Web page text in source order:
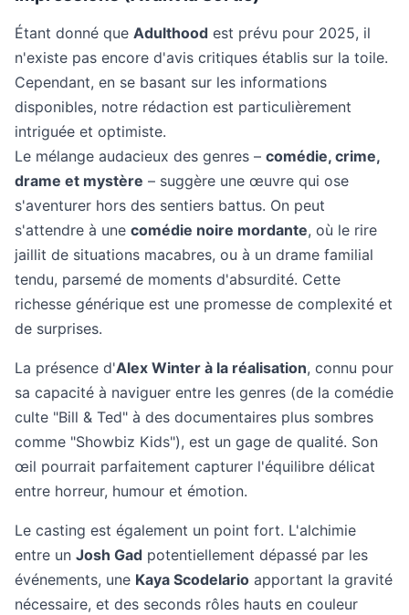
Étant donné que Adulthood est prévu pour 2025, il
n'existe pas encore d'avis critiques établis sur la toile.
Cependant, en se basant sur les informations
disponibles, notre rédaction est particulièrement
intriguée et optimiste.
Le mélange audacieux des genres – comédie, crime,
drame et mystère – suggère une œuvre qui ose
s'aventurer hors des sentiers battus. On peut
s'attendre à une comédie noire mordante, où le rire
jaillit de situations macabres, ou à un drame familial
tendu, parsemé de moments d'absurdité. Cette
richesse générique est une promesse de complexité et
de surprises.
La présence d'Alex Winter à la réalisation, connu pour
sa capacité à naviguer entre les genres (de la comédie
culte "Bill & Ted" à des documentaires plus sombres
comme "Showbiz Kids"), est un gage de qualité. Son
œil pourrait parfaitement capturer l'équilibre délicat
entre horreur, humour et émotion.
Le casting est également un point fort. L'alchimie
entre un Josh Gad potentiellement dépassé par les
événements, une Kaya Scodelario apportant la gravité
nécessaire, et des seconds rôles hauts en couleur